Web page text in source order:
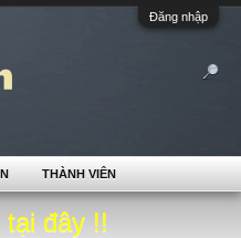
Đăng nhập
tại đây !!
THÀNH VIÊN